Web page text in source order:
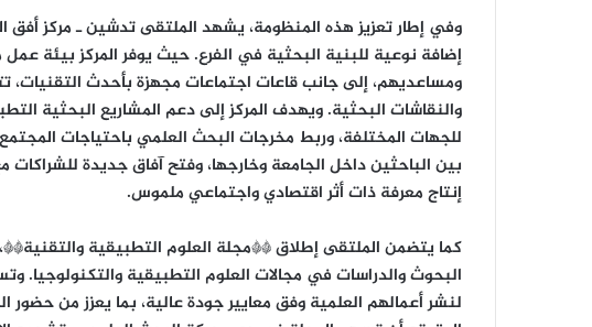
وفي إطار تعزيز هذه المنظومة، يشهد الملتقى تدشين ـ مركز أفق
إضافة نوعية للبنية البحثية في الفرع. حيث يوفر المركز بيئة
ومساعديهم، إلى جانب قاعات اجتماعات مجهزة بأحدث التقنيات،
والنقاشات البحثية. ويهدف المركز إلى دعم المشاريع البحثية
للجهات المختلفة، وربط مخرجات البحث العلمي باحتياجات
بين الباحثين داخل الجامعة وخارجها، وفتح آفاق جديدة
إنتاج معرفة ذات أثر اقتصادي واجتماعي ملموس.
كما يتضمن الملتقى إطلاق **مجلة العلوم التطبيقية
البحوث والدراسات في مجالات العلوم التطبيقية والتكنولوجيا.
لنشر أعمالهم العلمية وفق معايير جودة عالية، بما يعزز من